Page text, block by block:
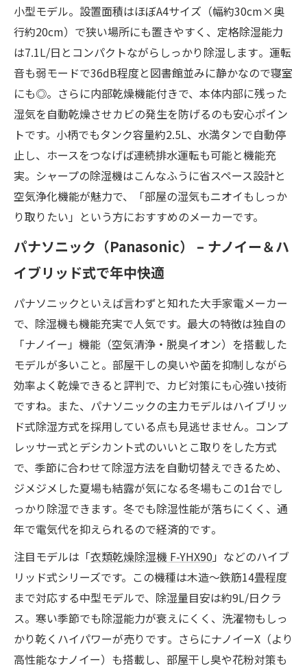
小型モデル。設置面積はほぼA4サイズ（幅約30cm×奥
行約20cm）で狭い場所にも置きやすく、定格除湿能力
は7.1L/日とコンパクトながらしっかり除湿します​。運転
音も弱モードで36dB程度と図書館並みに静かなので寝室
にも◎。さらに内部乾燥機能付きで、本体内部に残った
湿気を自動乾燥させカビの発生を防げるのも安心ポイン
トです。小柄でもタンク容量約2.5L、水満タンで自動停
止し、ホースをつなげば連続排水運転も可能と機能充
実。シャープの除湿機はこんなふうに省スペース設計と
空気浄化機能が魅力で、「部屋の湿気もニオイもしっか
り取りたい」という方におすすめのメーカーです。
パナソニック（Panasonic） – ナノイー＆ハ
イブリッド式で年中快適
パナソニックといえば言わずと知れた大手家電メーカー
で、除湿機も機能充実で人気です。最大の特徴は独自の
「ナノイー」機能（空気清浄・脱臭イオン）を搭載した
モデルが多いこと。部屋干しの臭いや菌を抑制しながら
効率よく乾燥できると評判で、カビ対策にも心強い技術
ですね。また、パナソニックの主力モデルはハイブリッ
ド式除湿方式を採用している点も見逃せません​。コンプ
レッサー式とデシカント式のいいとこ取りをした方式
で、季節に合わせて除湿方法を自動切替えできるため、
ジメジメした夏場も結露が気になる冬場もこの1台でし
っかり除湿できます​。冬でも除湿性能が落ちにくく、通
年で電気代を抑えられるので経済的です​。
注目モデルは「衣類乾燥除湿機 F-YHX90 」などのハイブ
リッド式シリーズです。この機種は木造〜鉄筋14畳程度
まで対応する中型モデルで、除湿量目安は約9L/日クラ
ス。寒い季節でも除湿能力が衰えにくく、洗濯物もしっ
かり乾くハイパワーが売りです​。さらにナノイーX（より
高性能なナノイー）も搭載し、部屋干し臭や花粉対策も